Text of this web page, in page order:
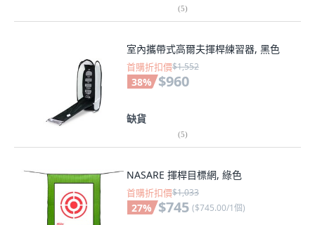
(5)
室內攜帶式高爾夫揮桿練習器, 黑色
首購折扣價$1,552
38% $960
缺貨
(5)
NASARE 揮桿目標網, 綠色
首購折扣價$1,033
27% $745 ($745.00/1個)